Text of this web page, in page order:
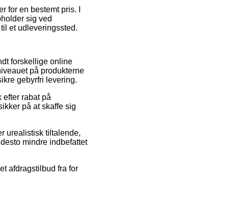
for en bestemt pris. I
sig ved
et udleveringssted.
forskellige online
på produkterne
gebyrfri levering.
rabat på
på at skaffe sig
urealistisk tiltalende,
mindre indbefattet
afdragstilbud fra for